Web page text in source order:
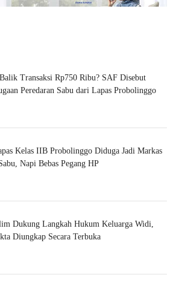
Transaksi Rp750 Ribu? SAF Disebut
Peredaran Sabu dari Lapas Probolinggo
Kelas IIB Probolinggo Diduga Jadi Markas
Napi Bebas Pegang HP
Dukung Langkah Hukum Keluarga Widi,
Diungkap Secara Terbuka